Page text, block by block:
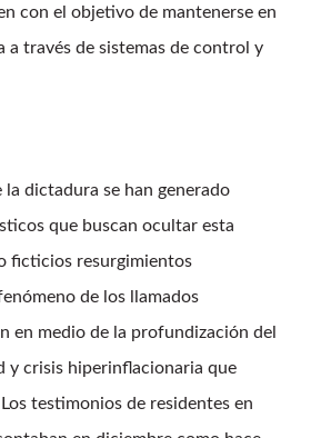
con el objetivo de mantenerse en
a través de sistemas de control y
la dictadura se han generado
que buscan ocultar esta
ficticios resurgimientos
de los llamados
en medio de la profundización del
y crisis hiperinflacionaria que
testimonios de residentes en